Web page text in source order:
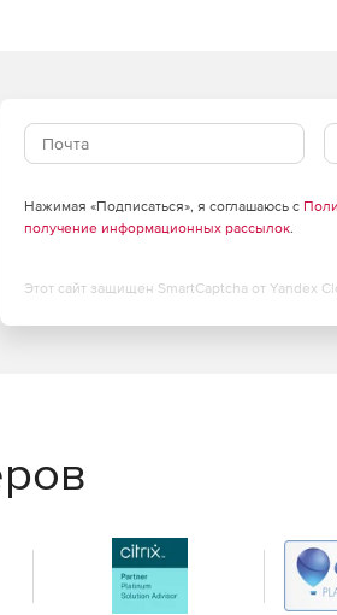
Нажимая «Подписаться», я соглашаюсь с
получение информационных рассылок.
Этот сайт защищен SmartCaptcha от Yandex